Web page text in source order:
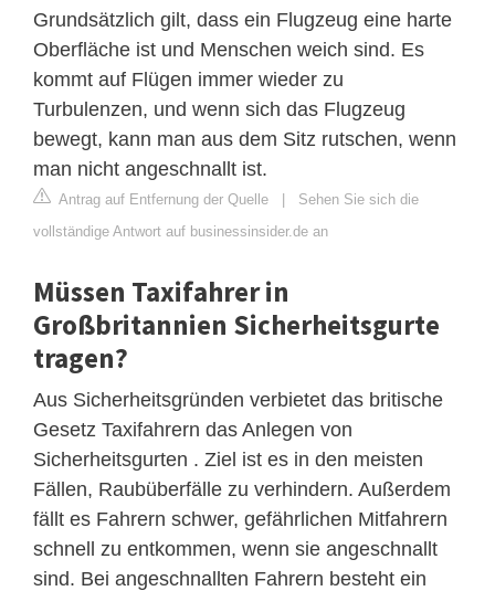
Grundsätzlich gilt, dass ein Flugzeug eine harte
Oberfläche ist und Menschen weich sind. Es
kommt auf Flügen immer wieder zu
Turbulenzen, und wenn sich das Flugzeug
bewegt, kann man aus dem Sitz rutschen, wenn
man nicht angeschnallt ist.
Antrag auf Entfernung der Quelle | Sehen Sie sich die
vollständige Antwort auf businessinsider.de an
Müssen Taxifahrer in
Großbritannien Sicherheitsgurte
tragen?
Aus Sicherheitsgründen verbietet das britische
Gesetz Taxifahrern das Anlegen von
Sicherheitsgurten . Ziel ist es in den meisten
Fällen, Raubüberfälle zu verhindern. Außerdem
fällt es Fahrern schwer, gefährlichen Mitfahrern
schnell zu entkommen, wenn sie angeschnallt
sind. Bei angeschnallten Fahrern besteht ein